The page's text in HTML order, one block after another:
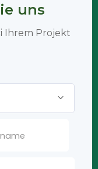
uns
Ihrem Projekt